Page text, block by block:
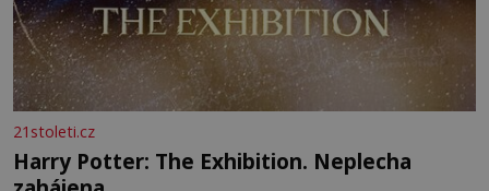
21stoleti.cz
Harry Potter: The Exhibition. Neplecha